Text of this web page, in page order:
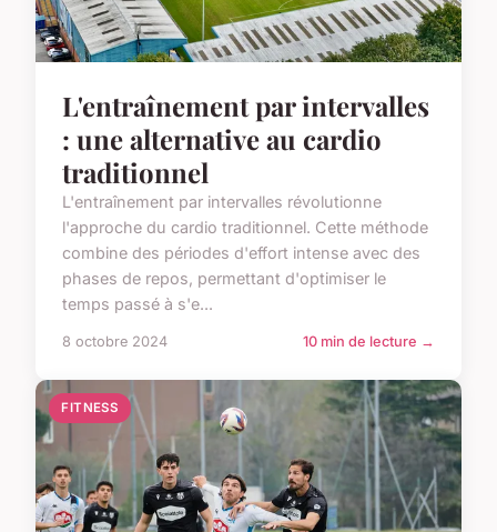
L'entraînement par intervalles
: une alternative au cardio
traditionnel
L'entraînement par intervalles révolutionne
l'approche du cardio traditionnel. Cette méthode
combine des périodes d'effort intense avec des
phases de repos, permettant d'optimiser le
temps passé à s'e...
8 octobre 2024 10 min de lecture →
FITNESS